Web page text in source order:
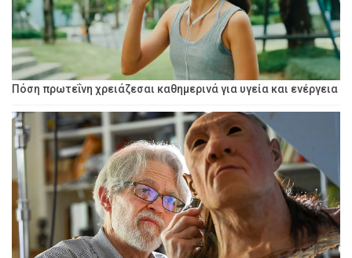
Πόση πρωτεΐνη χρειάζεσαι καθημερινά για υγεία και ενέργεια